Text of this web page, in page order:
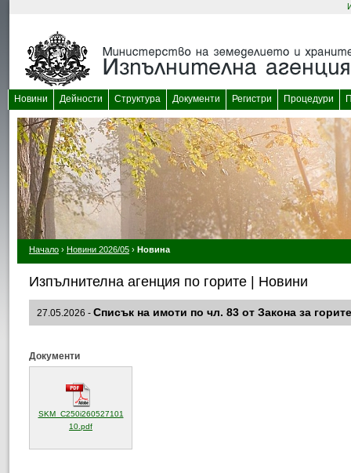
Новини Дейности Структура Документи Регистри Процедури
Начало › Новини 2026/05 › Новина
Изпълнителна агенция по горите | Новини
27.05.2026 - Списък на имоти по чл. 83 от Закона за
Документи
SKM_C250i260527101
10.pdf(отваря се в нов прозорец)